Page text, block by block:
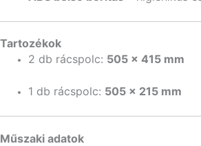
Tartozékok
2 db rácspolc: 505 × 415 mm
1 db rácspolc: 505 × 215 mm
Műszaki adatok